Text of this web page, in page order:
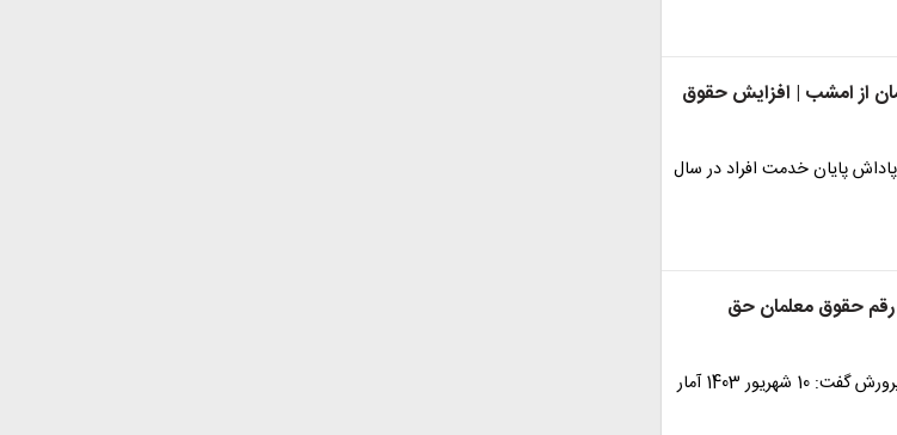
از امشب | افزایش حقوق
پایان خدمت افراد در سال
حقوق معلمان حق
معاون آموزش ابتدایی وزارت آموزش و پرورش گفت: 10 شهریور 1403 آمار